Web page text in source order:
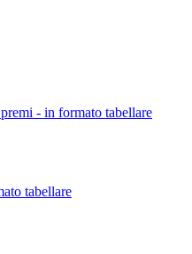
- in formato tabellare
tabellare